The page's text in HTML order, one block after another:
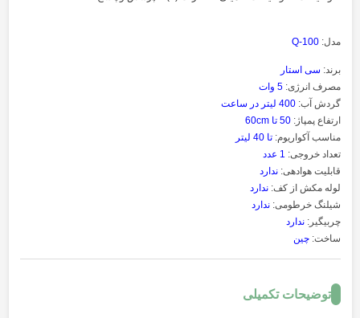
مدل:Q-100
برند: سی استار
مصرف انرژی:5 وات
گردش آب:400 لیتر در ساعت
ارتفاع پمپاژ:50 تا 60cm
مناسب آکواریوم:تا 40 لیتر
تعداد خروجی: 1 عدد
قابلیت هوادهی:ندارد
لوله مکش از کف:ندارد
شیلنگ خرطومی: ندارد
چربیگیر:ندارد
ساخت:چین
توضیحات تکمیلی